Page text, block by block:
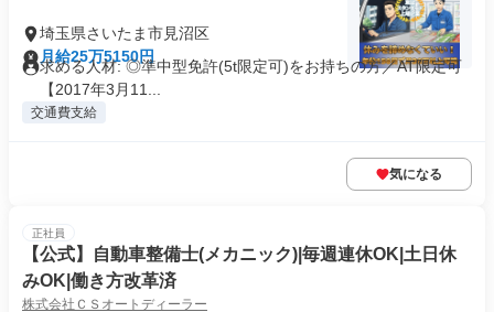
埼玉県さいたま市見沼区
月給25万5150円
求める人材: ◎準中型免許(5t限定可)をお持ちの方／AT限定可
【2017年3月11...
交通費支給
気になる
正社員
【公式】自動車整備士(メカニック)|毎週連休OK|土日休
みOK|働き方改革済
株式会社ＣＳオートディーラー